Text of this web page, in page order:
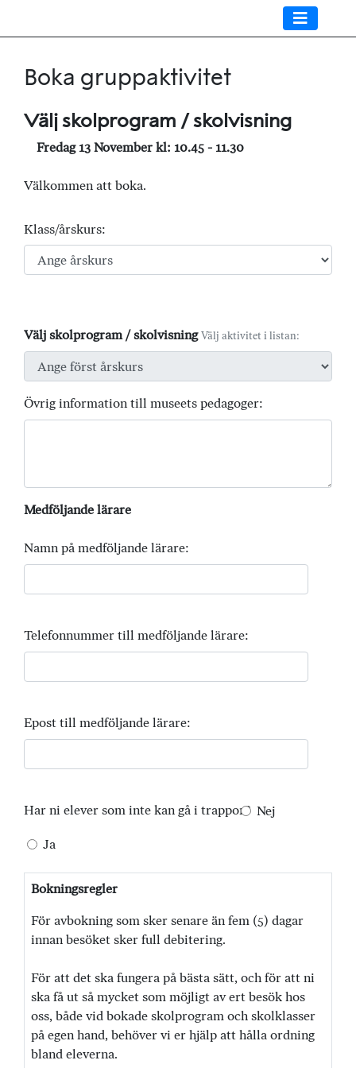
Boka gruppaktivitet
Välj skolprogram / skolvisning
Fredag 13 November kl: 10.45 - 11.30
Välkommen att boka.
Klass/årskurs:
Välj skolprogram / skolvisning Välj aktivitet i listan:
Övrig information till museets pedagoger:
Medföljande lärare
Namn på medföljande lärare:
Telefonnummer till medföljande lärare:
Epost till medföljande lärare:
Har ni elever som inte kan gå i trappor? Nej
Ja
Bokningsregler
För avbokning som sker senare än fem (5) dagar
innan besöket sker full debitering.
För att det ska fungera på bästa sätt, och för att ni
ska få ut så mycket som möjligt av ert besök hos
oss, både vid bokade skolprogram och skolklasser
på egen hand, behöver vi er hjälp att hålla ordning
bland eleverna.